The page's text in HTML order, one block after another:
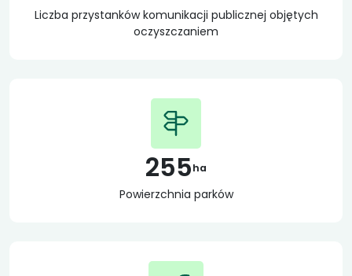
Liczba przystanków komunikacji publicznej objętych
oczyszczaniem
255ha
Powierzchnia parków